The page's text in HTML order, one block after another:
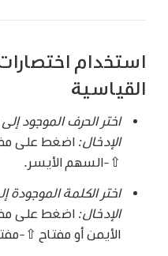
القياسية
اختر الحرف الموجود
الإدخال: اضغط على
⇧-السهم الأيسر.
اختر الكلمة
الإدخال: اضغط على
الأيمن أو مفتاح ⇧-